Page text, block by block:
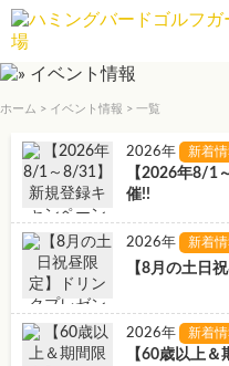
ホーム > イベント情報 > 一覧
2026年 新着情
【2026年8/1
催!!
2026年 新着情
【8月の土日
2026年 新着情
【60歳以上